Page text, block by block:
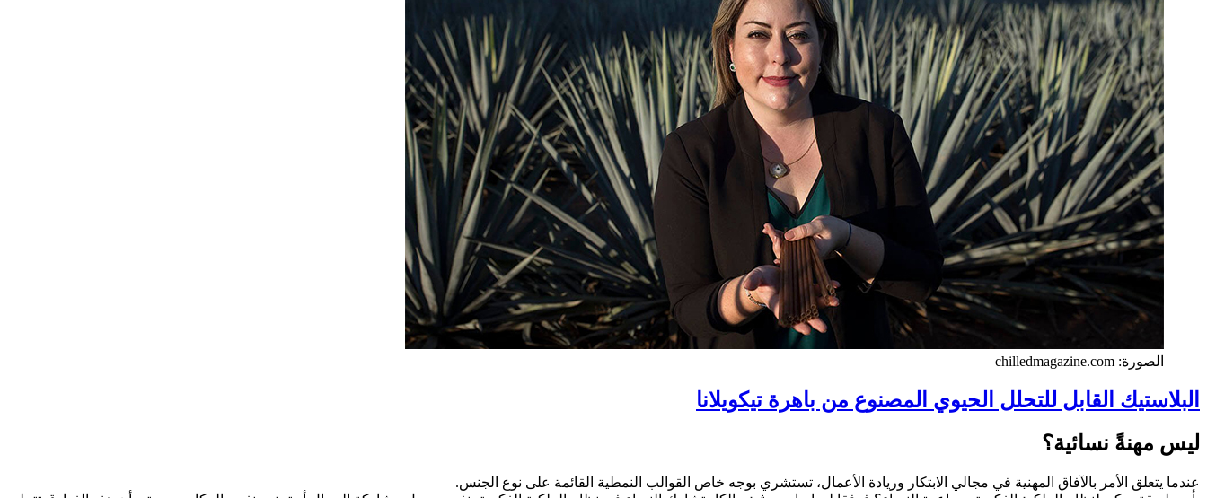
الصورة: chilledmagazine.com
البلاستيك القابل للتحلل الحيوي المصنوع من باهرة تيكويلانا
ليس مهنةً نسائية؟
عندما يتعلق الأمر بالآفاق المهنية في مجالي الابتكار وريادة الأعمال، تستشري بوجه خاص القوالب النمطية القائمة على نوع الجنس.